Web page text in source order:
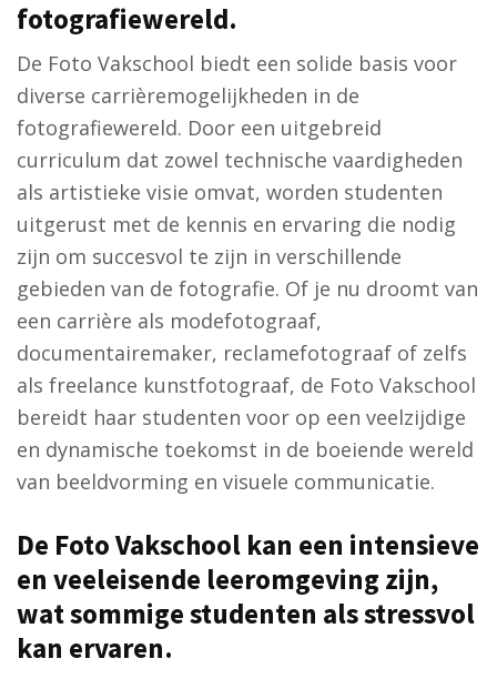
fotografiewereld.
De Foto Vakschool biedt een solide basis voor
diverse carrièremogelijkheden in de
fotografiewereld. Door een uitgebreid
curriculum dat zowel technische vaardigheden
als artistieke visie omvat, worden studenten
uitgerust met de kennis en ervaring die nodig
zijn om succesvol te zijn in verschillende
gebieden van de fotografie. Of je nu droomt van
een carrière als modefotograaf,
documentairemaker, reclamefotograaf of zelfs
als freelance kunstfotograaf, de Foto Vakschool
bereidt haar studenten voor op een veelzijdige
en dynamische toekomst in de boeiende wereld
van beeldvorming en visuele communicatie.
De Foto Vakschool kan een intensieve
en veeleisende leeromgeving zijn,
wat sommige studenten als stressvol
kan ervaren.